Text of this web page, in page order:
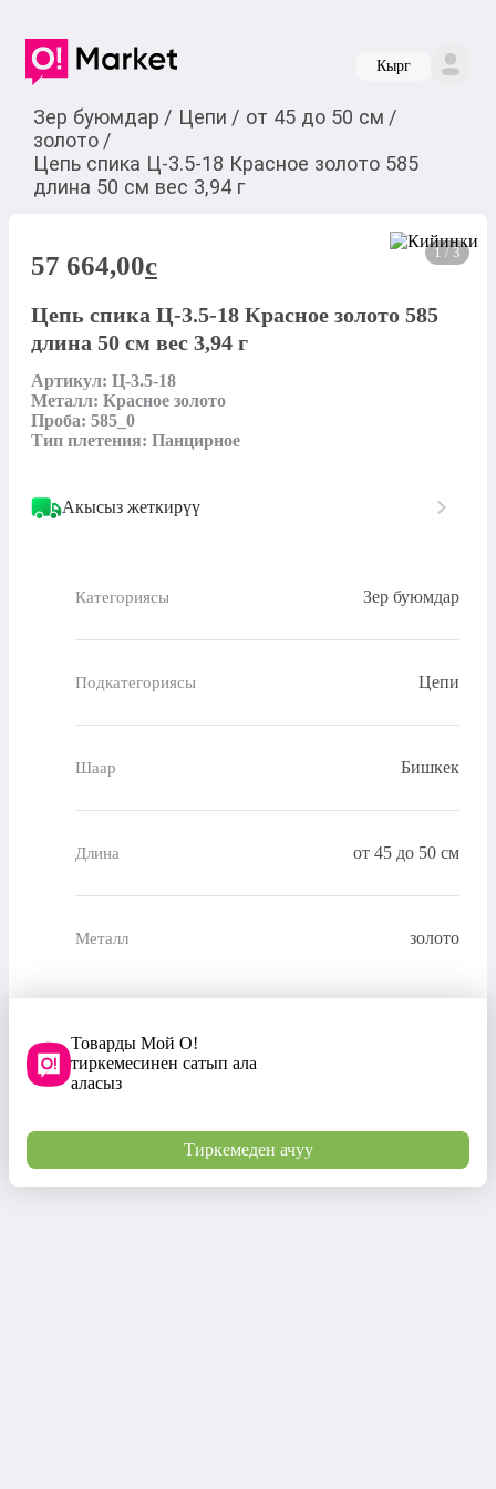
Кырг
Зер буюмдар / Цепи / от 45 до 50 см /
золото /
Цепь спика Ц-3.5-18 Красное золото 585
длина 50 см вес 3,94 г
1 / 3
57 664,00c
Цепь спика Ц-3.5-18 Красное золото 585
длина 50 см вес 3,94 г
Артикул: Ц-3.5-18
Металл: Красное золото
Проба: 585_0
Тип плетения: Панцирное
Акысыз жеткирүү
Категориясы Зер буюмдар
Подкатегориясы Цепи
Шаар Бишкек
Длина от 45 до 50 см
Металл золото
Товарды Мой О!
тиркемесинен сатып ала
аласыз
Тиркемеден ачуу